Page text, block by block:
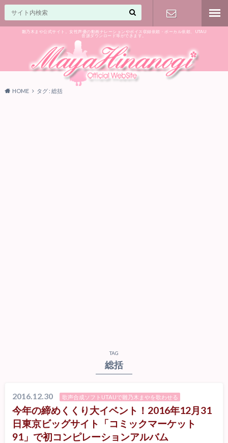
雛乃木まや公式サイト。女性声優の動画ナレーションやボイス収録依頼・ボーカル依頼、UTAU
音源ダウンロード等ができます。
気軽に♪
HOME タグ : 総括
TAG
総括
2016.12.30 歌声合成ソフトUTAUで雛乃木まやを歌わせる
今年の締めくくり大イベント！2016年12月31
日東京ビッグサイト「コミックマーケット
91」で初コンピレーションアルバム